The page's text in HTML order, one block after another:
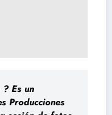
? Es un
Producciones